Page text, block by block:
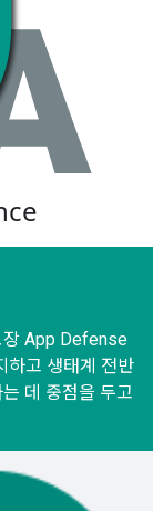
장 App Defense
하고 생태계 전반
데 중점을 두고